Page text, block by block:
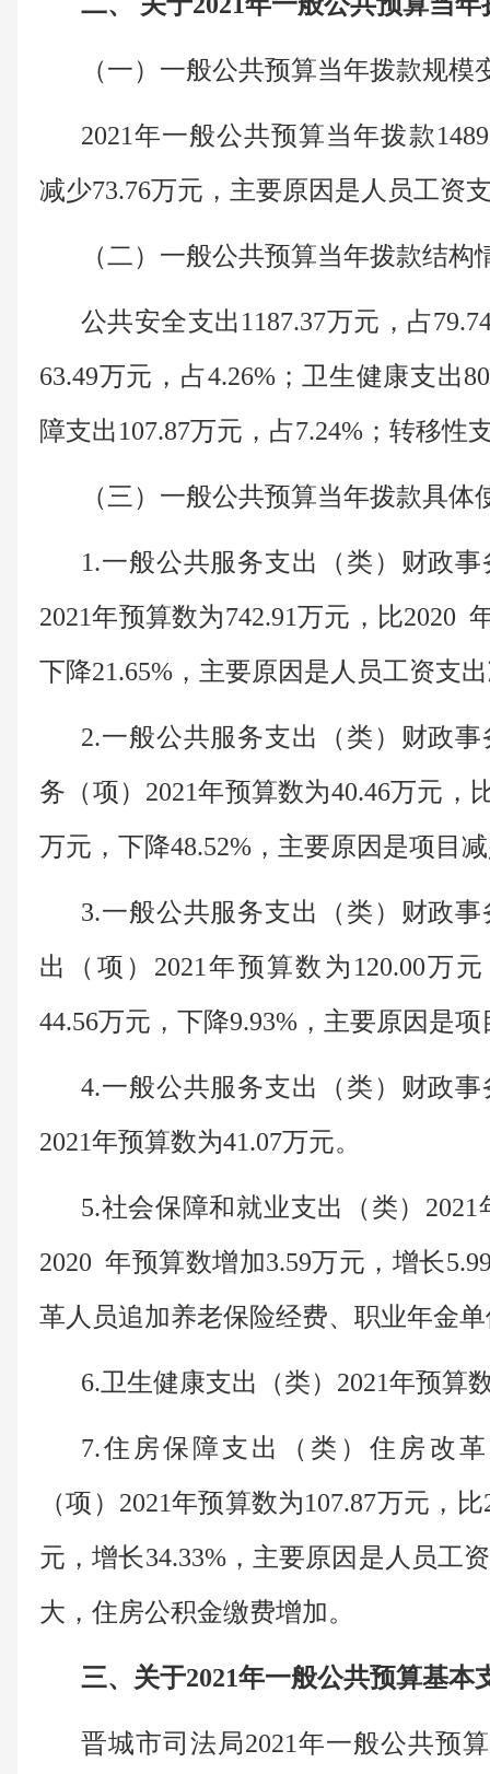
（一）一般公共预算当年拨款规模
2021年一般公共预算当年拨款
减少73.76万元，主要原因是人员工资
（二）一般公共预算当年拨款结构
公共安全支出1187.37万元，占
63.49万元，占4.26%；卫生健康支出
障支出107.87万元，占7.24%；转移性
（三）一般公共预算当年拨款具体
1.一般公共服务支出（类）财政
2021年预算数为742.91万元，比2020
下降21.65%，主要原因是 人员工资支
2.一般公共服务支出（类）财政
务（项）2021年预算数为40.46万元，
万元，下降48.52%，主要原因是项目
3.一般公共服务支出（类）财政
出（项）2021年预算数为120.00万
44.56万元，下降9.93%，主要原因是
4.一般公共服务支出（类）财政
2021年预算数为41.07万元。
5.社会保障和就业支出（类）
2020 年预算数增加3.59万元，增长
革人员追加养老保险经费、职业年金
6.卫生健康支出（类）2021年预算
7.住房保障支出（类）住房改
（项）2021年预算数为107.87万元，
元，增长34.33%，主要原因是人员工
大，住房公积金缴费增加。
三、关于2021年一般公共预算基本
晋城市司法局2021年一般公共预